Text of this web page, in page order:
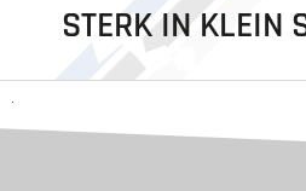
STERK IN KLEIN